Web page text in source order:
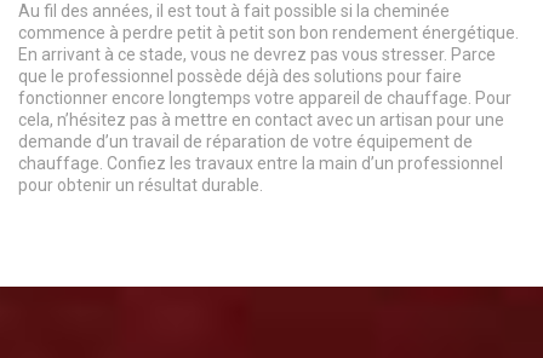
Au fil des années, il est tout à fait possible si la cheminée
commence à perdre petit à petit son bon rendement énergétique.
En arrivant à ce stade, vous ne devrez pas vous stresser. Parce
que le professionnel possède déjà des solutions pour faire
fonctionner encore longtemps votre appareil de chauffage. Pour
cela, n’hésitez pas à mettre en contact avec un artisan pour une
demande d’un travail de réparation de votre équipement de
chauffage. Confiez les travaux entre la main d’un professionnel
pour obtenir un résultat durable.